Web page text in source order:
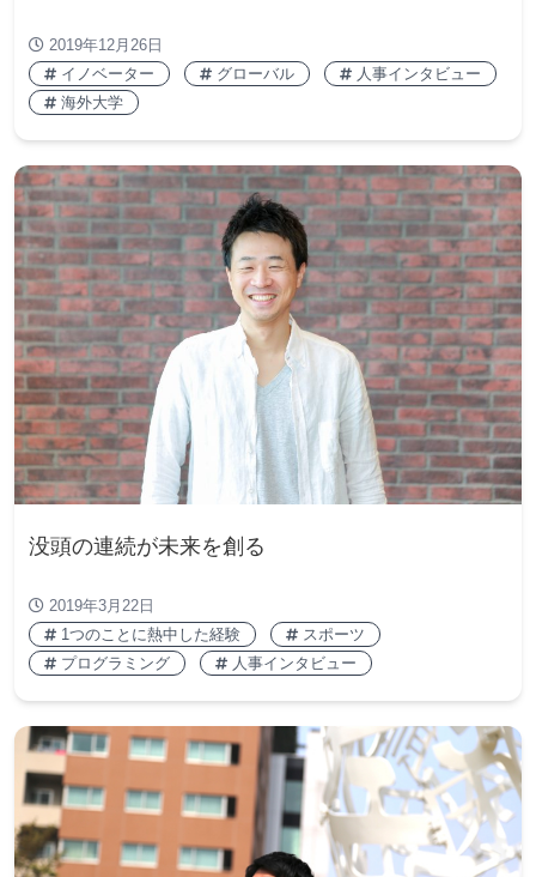
2019年12月26日
イノベーター
グローバル
人事インタビュー
海外大学
没頭の連続が未来を創る
2019年3月22日
1つのことに熱中した経験
スポーツ
プログラミング
人事インタビュー